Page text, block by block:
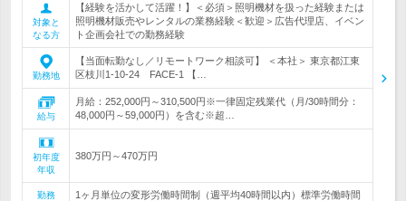
対象と
なる方
【経験を活かして活躍！】＜必須＞照明機材を扱った経験または
照明機材販売やレンタルの業務経験＜歓迎＞広告代理店、イベン
ト企画会社での勤務経験
勤務地
【当面転勤なし／リモートワーク相談可】 ＜本社＞ 東京都江東
区枝川1-10-24 FACE-1 【…
給与
月給：252,000円～310,500円※一律固定残業代（月/30時間分：
48,000円～59,000円）を含む※超…
初年度
年収
380万円～470万円
勤務
1ヶ月単位の変形労働時間制（週平均40時間以内）標準労働時間